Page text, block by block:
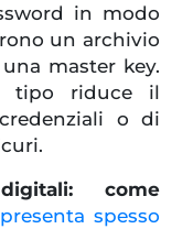
in modo
un archivio
master key.
tipo riduce il
o di
come
spesso